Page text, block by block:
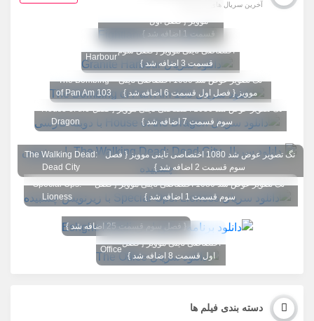
آخرین سریال های بروز شده
موویز { فصل اول
قسمت 1 اضافه شد }
تگ تصویر عوض شد 1080
اختصاصی تاینی موویز { فصل سوم
قسمت 3 اضافه شد }
Granite
Harbour
تگ تصویر عوض شد 1080 اختصاصی تاینی
موویز { فصل اول قسمت 6 اضافه شد }
The Bombing
of Pan Am 103
تگ تصویر عوض شد 1080 اختصاصی تاینی موویز { فصل
سوم قسمت 7 اضافه شد }
House of the
Dragon
تگ تصویر عوض شد 1080 اختصاصی تاینی موویز { فصل
سوم قسمت 2 اضافه شد }
The Walking Dead:
Dead City
تگ تصویر عوض شد 1080 اختصاصی تاینی موویز { فصل
سوم قسمت 1 اضافه شد }
Special Ops:
Lioness
{ فصل سوم قسمت 25 اضافه شد }
تگ تصویر عوض شد 1080
اختصاصی تاینی موویز { فصل
اول قسمت 8 اضافه شد }
The
Office
دسته بندی فیلم ها